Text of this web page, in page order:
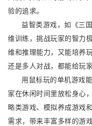
验的追求。
益智类游戏，如《三
维训练，挑战玩家的智力
维和推理能力，又能培养
还是多人对战，都能给玩
用鼠标玩的单机游戏
家在休闲时间里放松身心
略类游戏、模拟养成游戏
需求，带来丰富多样的游